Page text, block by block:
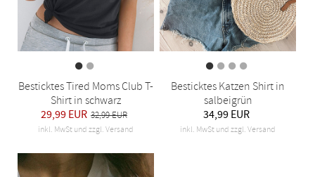
Besticktes Tired Moms Club T-
Shirt in schwarz
29,99 EUR 32,99 EUR
inkl. MwSt und zzgl. Versand
Besticktes Katzen Shirt in
salbeigrün
34,99 EUR
inkl. MwSt und zzgl. Versand